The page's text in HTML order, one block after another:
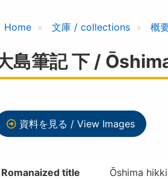
Home 文庫 / collections 概
島筆記 下 /
資料を見る / View Images
Romanaized title Ōshima